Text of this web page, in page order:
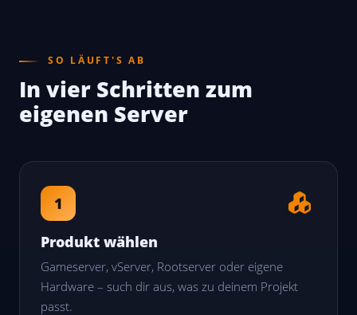
SO LÄUFT'S AB
In vier Schritten zum
eigenen Server
1
Produkt wählen
Gameserver, vServer, Rootserver oder eigene
Hardware – such dir aus, was zu deinem Projekt
passt.